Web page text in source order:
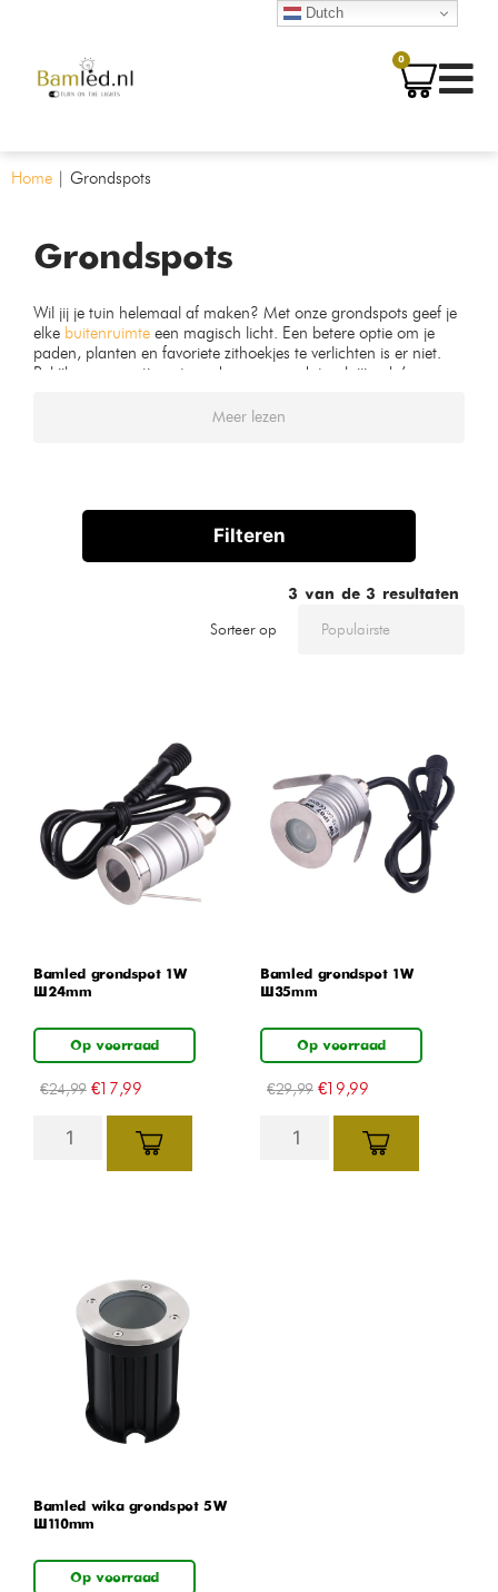
0
Home | Grondspots
Grondspots
Wil jij je tuin helemaal af maken? Met onze grondspots geef je
elke buitenruimte een magisch licht. Een betere optie om je
paden, planten en favoriete zithoekjes te verlichten is er niet.
Bekijk ons assortiment vandaag nog zodat ook jij ook ’s
Meer lezen
Filteren
3 van de 3 resultaten
Sorteer op
Bamled grondspot 1W
Ø24mm
Op voorraad
€24,99 €17,99
Bamled grondspot 1W
Ø35mm
Op voorraad
€29,99 €19,99
Bamled wika grondspot 5W
Ø110mm
Op voorraad
Dutch